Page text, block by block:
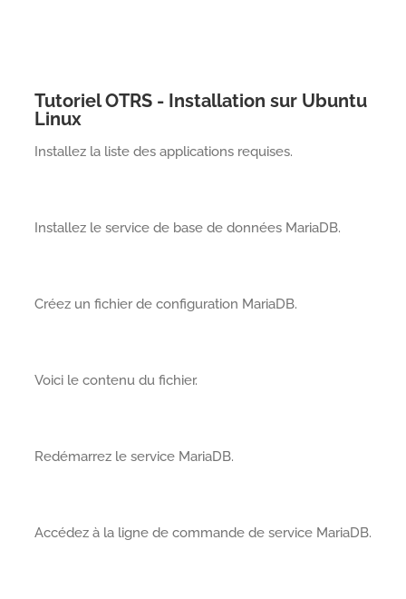
Tutoriel OTRS - Installation sur Ubuntu
Linux
Installez la liste des applications requises.
Installez le service de base de données MariaDB.
Créez un fichier de configuration MariaDB.
Voici le contenu du fichier.
Redémarrez le service MariaDB.
Accédez à la ligne de commande de service MariaDB.